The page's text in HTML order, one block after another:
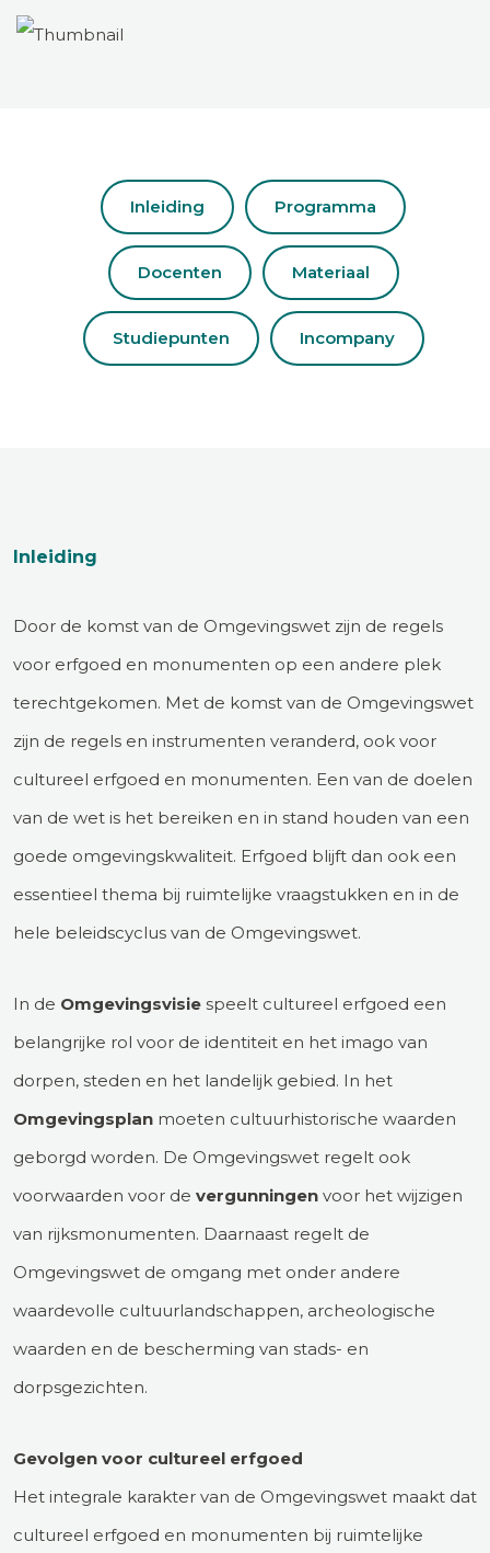
Inleiding Programma
Docenten Materiaal
Studiepunten Incompany
Inleiding
Door de komst van de Omgevingswet zijn de regels
voor erfgoed en monumenten op een andere plek
terechtgekomen. Met de komst van de Omgevingswet
zijn de regels en instrumenten veranderd, ook voor
cultureel erfgoed en monumenten. Een van de doelen
van de wet is het bereiken en in stand houden van een
goede omgevingskwaliteit. Erfgoed blijft dan ook een
essentieel thema bij ruimtelijke vraagstukken en in de
hele beleidscyclus van de Omgevingswet.
In de Omgevingsvisie speelt cultureel erfgoed een
belangrijke rol voor de identiteit en het imago van
dorpen, steden en het landelijk gebied. In het
Omgevingsplan moeten cultuurhistorische waarden
geborgd worden. De Omgevingswet regelt ook
voorwaarden voor de vergunningen voor het wijzigen
van rijksmonumenten. Daarnaast regelt de
Omgevingswet de omgang met onder andere
waardevolle cultuurlandschappen, archeologische
waarden en de bescherming van stads- en
dorpsgezichten.
Gevolgen voor cultureel erfgoed
Het integrale karakter van de Omgevingswet maakt dat
cultureel erfgoed en monumenten bij ruimtelijke